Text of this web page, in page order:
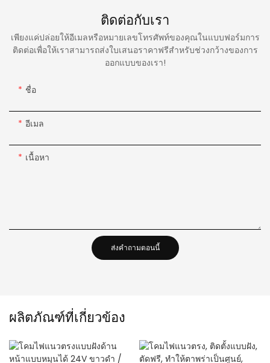
ติดต่อกับเรา
เพียงแค่ปล่อยให้อีเมลหรือหมายเลขโทรศัพท์ของคุณในแบบฟอร์มการ
ติดต่อเพื่อให้เราสามารถส่งใบเสนอราคาฟรีสำหรับช่วงกว้างของการ
ออกแบบของเรา!
ชื่อ
อีเมล
เนื้อหา
ส่งคำถามตอนนี้
ผลิตภัณฑ์ที่เกี่ยวข้อง